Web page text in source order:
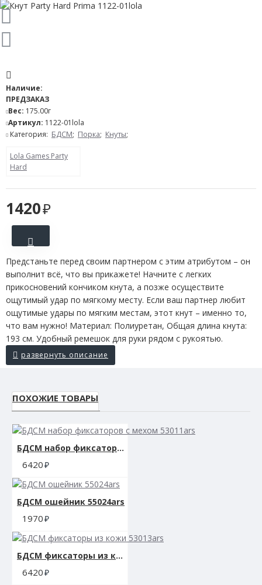
1420
Наличие:
ПРЕДЗАКАЗ
Вес: 175.00г
Артикул: 1122-01lola
Категория: БДСМ; Порка; Кнуты;
Lola Games Party
Hard
Предстаньте перед своим партнером с этим атрибутом – он
выполнит всё, что вы прикажете! Начните с легких
прикосновений кончиком кнута, а позже осуществите
ощутимый удар по мягкому месту. Если ваш партнер любит
ощутимые удары по мягким местам, этот кнут – именно то,
что вам нужно! Материал: Полиуретан, Общая длина кнута:
193 см. Удобный ремешок для руки рядом с рукоятью.
ПОХОЖИЕ ТОВАРЫ
БДСМ набор фиксаторов с мехом 53011ars
6420
БДСМ ошейник 55024ars
1970
БДСМ фиксаторы из кожи 53013ars
6420